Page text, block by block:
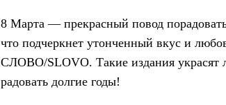
8 Марта — прекрасный повод
что подчеркнет утонченный вкус и
СЛОВО/SLOVO. Такие издания украсят
радовать долгие годы!